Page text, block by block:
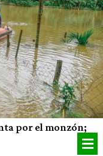
por el monzón;